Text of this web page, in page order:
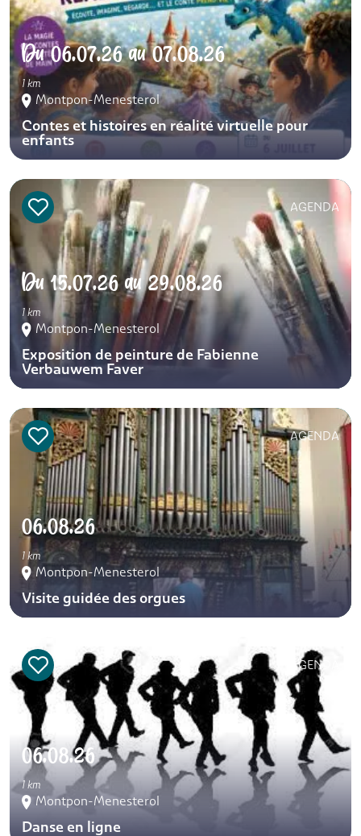
Du06.07.26au07.08.26
1 km
Montpon-Menesterol
Contes et histoires en réalité virtuelle pour
enfants
AGENDA
Du15.07.26au29.08.26
1 km
Montpon-Menesterol
Exposition de peinture de Fabienne
Verbauwem Faver
AGENDA
06.08.26
1 km
Montpon-Menesterol
Visite guidée des orgues
AGENDA
06.08.26
1 km
Montpon-Menesterol
Danse en ligne